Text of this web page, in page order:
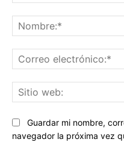
Guardar mi nombre,
navegador la próxima vez